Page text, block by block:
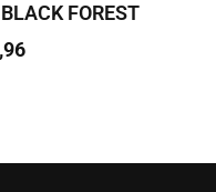
FOREST